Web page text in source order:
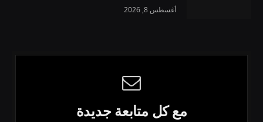
أغسطس 8, 2026
مع كل متابعة جديدة